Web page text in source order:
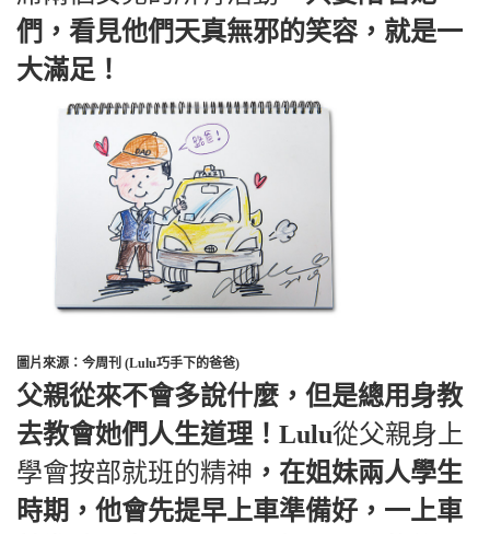
們，看見他們天真無邪的笑容，就是一
大滿足！
圖片來源：今周刊 (Lulu巧手下的爸爸)
父親從來不會多說什麼，但是總用身教
去教會她們人生道理！Lulu從父親身上
學會按部就班的精神 ，在姐妹兩人學生
時期，他會先提早上車準備好，一上車